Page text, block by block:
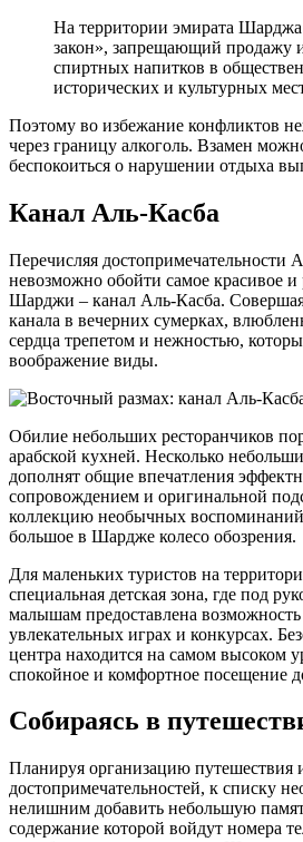
На территории эмирата Шарджа действует «сухой
закон», запрещающий продажу
спиртных напитков в
исторических и культурных
Поэтому во избежание конфликтов
через границу алкоголь. Взамен
беспокоиться о нарушении отдыха
Канал Аль-Касба
Перечисляя достопримечательности
невозможно обойти самое красивое и
Шарджи – канал Аль-Касба.
канала в вечерних сумерках,
сердца трепетом и нежностью,
воображение виды.
Обилие небольших ресторанчиков
арабской кухней. Несколько
дополнят общие впечатления
сопровождением и оригинальной
коллекцию необычных
большое в Шардже колесо обозрения.
Для маленьких туристов на
специальная детская зона, где под
малышам предоставлена
увлекательных играх и конкурсах.
центра находится на самом высоком
спокойное и комфортное посещение
Собираясь в
Планируя организацию путешествия
достопримечательностей, к списку
нелишним добавить небольшую
содержание которой войдут номера